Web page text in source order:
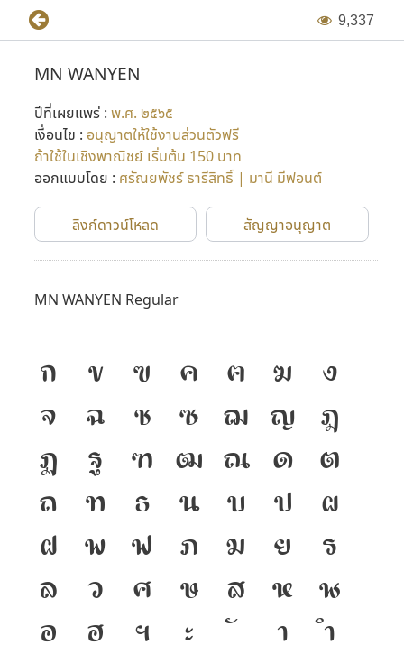
9,337
MN WANYEN
ปีที่เผยแพร่ : พ.ศ. ๒๕๖๕
เงื่อนไข : อนุญาตให้ใช้งานส่วนตัวฟรี
ถ้าใช้ในเชิงพาณิชย์ เริ่มต้น 150 บาท
ออกแบบโดย : ศรัณยพัชร์ ธารีสิทธิ์ | มานี มีฟอนต์
ลิงก์ดาวน์โหลด สัญญาอนุญาต
MN WANYEN Regular
ก ข ฃ ค ฅ ฆ
ง
จ
ฉ ช ซ ฌ ญ
ฎ
ฏ
ฐ ฑ ฒ ณ ด
ต
ถ
ท ธ น บ ป
ผ
ฝ
พ ฟ ภ ม ย
ร
ล
ว ศ ษ ส ห
ฬ
อ
ฮ ฯ ะ า
ำ